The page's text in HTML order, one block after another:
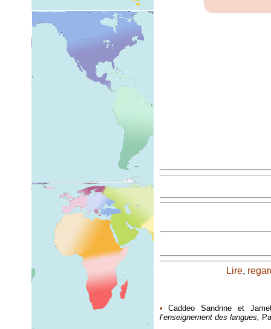
Lire,
•Caddeo Sandrine et
l’enseignement des langues,